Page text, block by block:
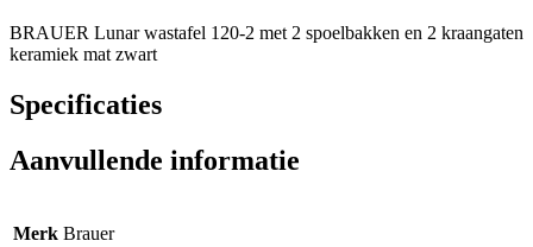
BRAUER Lunar wastafel 120-2 met 2 spoelbakken en 2 kraangaten
keramiek mat zwart
Specificaties
Aanvullende informatie
Merk Brauer